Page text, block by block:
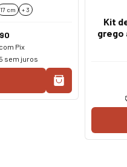
17 cm + 3
com Pix
sem juros
Kit
grego